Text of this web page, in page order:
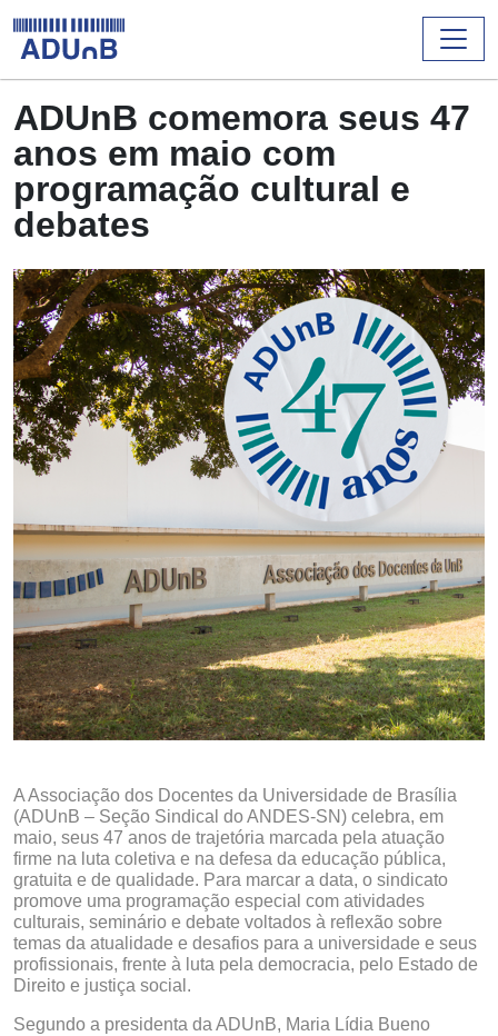
ADUnB comemora seus 47
anos em maio com
programação cultural e
debates
A Associação dos Docentes da Universidade de Brasília
(ADUnB – Seção Sindical do ANDES-SN) celebra, em
maio, seus 47 anos de trajetória marcada pela atuação
firme na luta coletiva e na defesa da educação pública,
gratuita e de qualidade. Para marcar a data, o sindicato
promove uma programação especial com atividades
culturais, seminário e debate voltados à reflexão sobre
temas da atualidade e desafios para a universidade e seus
profissionais, frente à luta pela democracia, pelo Estado de
Direito e justiça social.
Segundo a presidenta da ADUnB, Maria Lídia Bueno